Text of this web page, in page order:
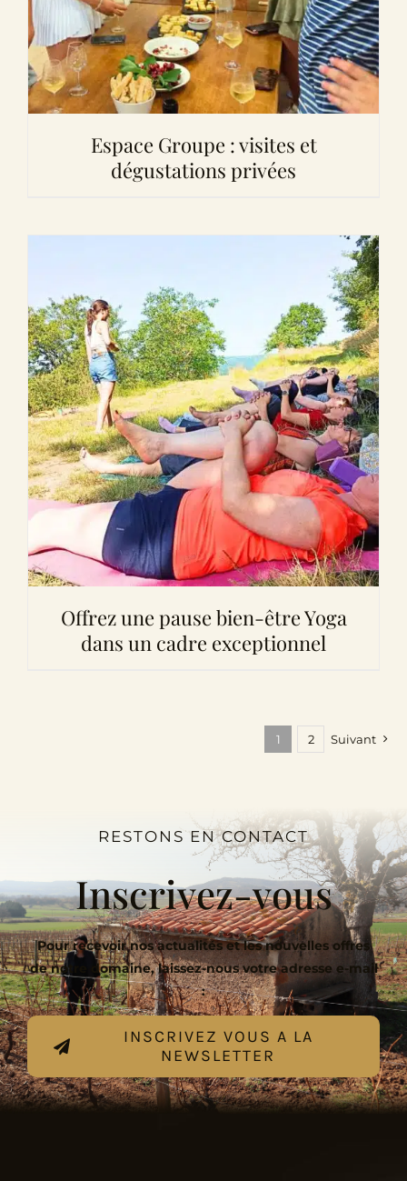
Espace Groupe : visites et
dégustations privées
Offrez une pause bien-être Yoga
dans un cadre exceptionnel
1 2 Suivant
RESTONS EN CONTACT
Inscrivez-vous
Pour recevoir nos actualités et les nouvelles offres
de notre domaine, laissez-nous votre adresse e-mail
:
INSCRIVEZ VOUS A LA
NEWSLETTER